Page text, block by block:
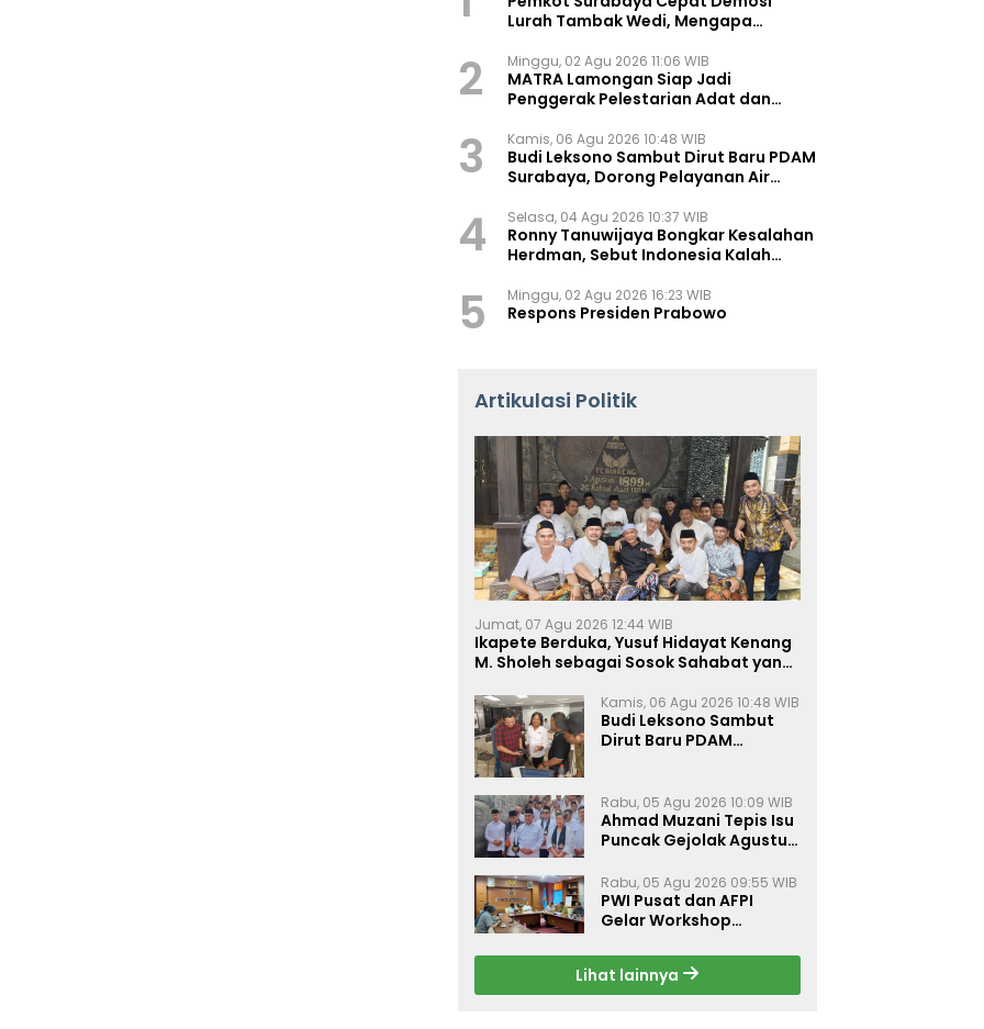
Lurah Tambak Wedi, Mengapa
2 Minggu, 02 Agu 2026 11:06 WIB
MATRA Lamongan Siap Jadi
Penggerak Pelestarian Adat dan
3 Kamis, 06 Agu 2026 10:48 WIB
Budi Leksono Sambut Dirut Baru PDAM
Surabaya, Dorong Pelayanan Air
4 Selasa, 04 Agu 2026 10:37 WIB
Ronny Tanuwijaya Bongkar Kesalahan
Herdman, Sebut Indonesia Kalah
5 Minggu, 02 Agu 2026 16:23 WIB
Respons Presiden Prabowo
Artikulasi Politik
Jumat, 07 Agu 2026 12:44 WIB
Ikapete Berduka, Yusuf Hidayat Kenang
M. Sholeh sebagai Sosok Sahabat yang
Kamis, 06 Agu 2026 10:48 WIB
Budi Leksono Sambut
Dirut Baru PDAM
Makin Prima
Rabu, 05 Agu 2026 10:09 WIB
Ahmad Muzani Tepis Isu
Puncak Gejolak Agustus
Perkuat Persatuan
Rabu, 05 Agu 2026 09:55 WIB
PWI Pusat dan AFPI
Gelar Workshop
Inklusi Keuangan, dan
Perlindungan Publik
Lihat lainnya